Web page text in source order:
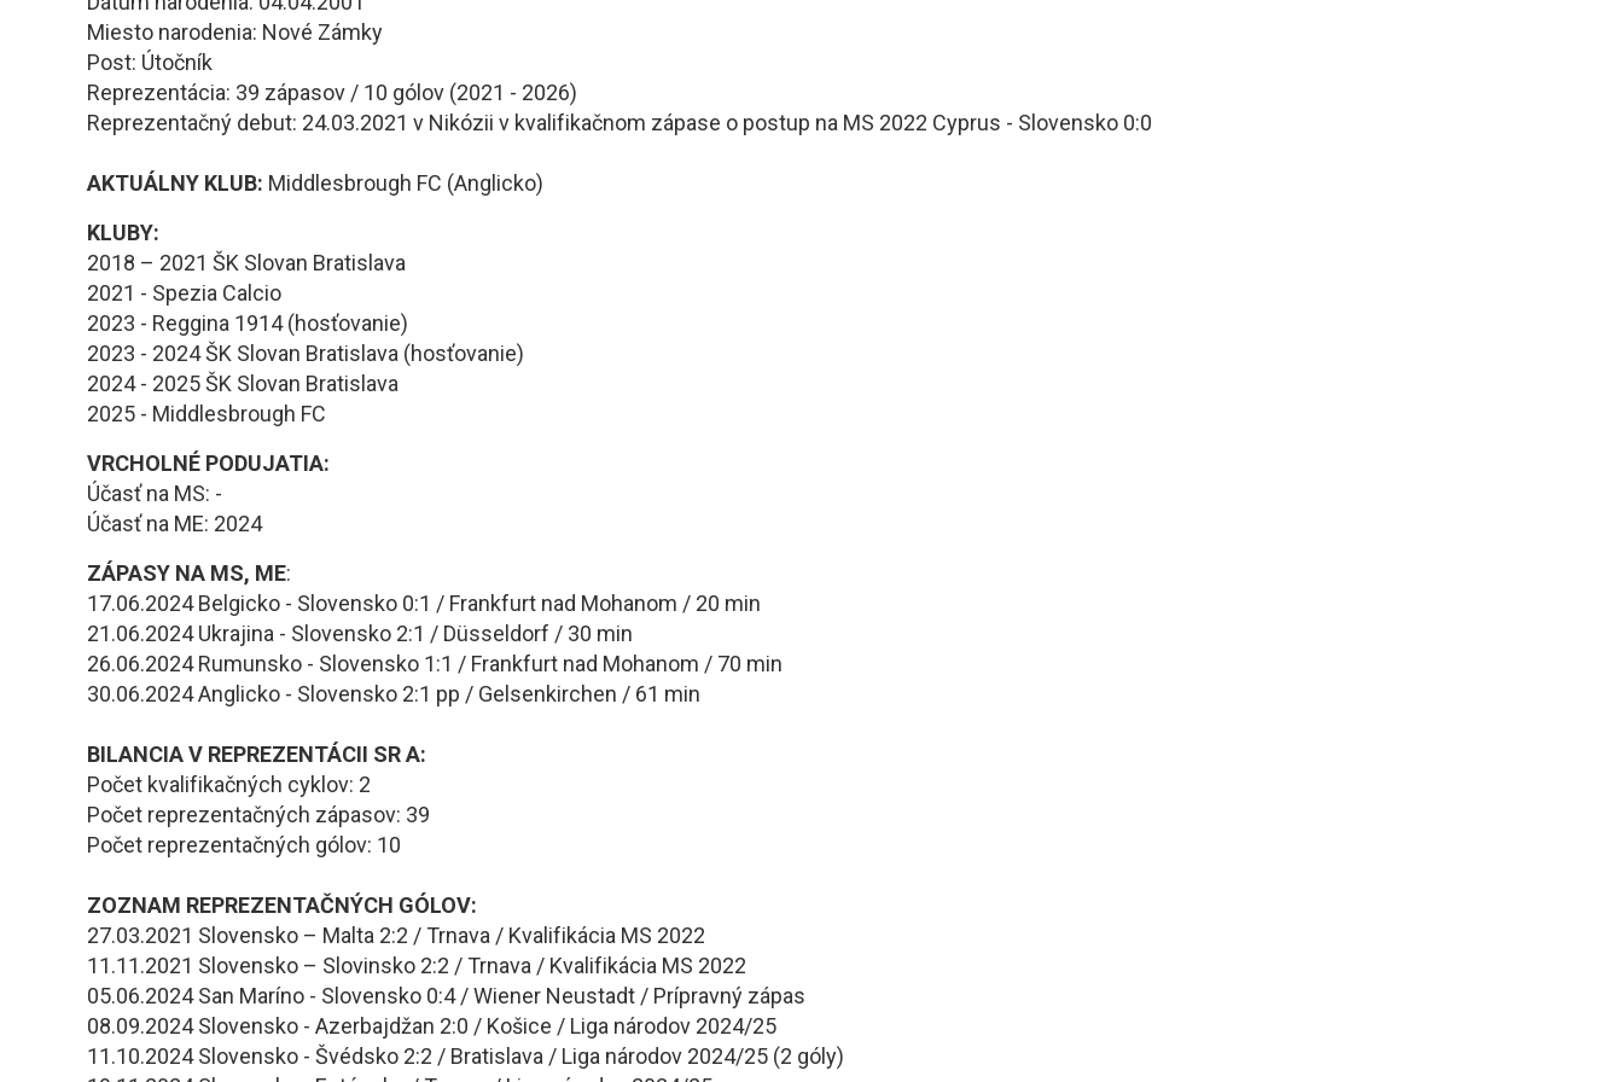
Miesto narodenia: Nové Zámky
Post: Útočník
Reprezentácia: 39 zápasov / 10 gólov (2021 - 2026)
Reprezentačný debut: 24.03.2021 v Nikózii v kvalifikačnom zápase o postup na MS 2022 Cyprus - Slovensko 0:0
AKTUÁLNY KLUB: Middlesbrough FC (Anglicko)
KLUBY:
2018 – 2021 ŠK Slovan Bratislava
2021 - Spezia Calcio
2023 - Reggina 1914 (hosťovanie)
2023 - 2024 ŠK Slovan Bratislava (hosťovanie)
2024 - 2025 ŠK Slovan Bratislava
2025 - Middlesbrough FC
VRCHOLNÉ PODUJATIA:
Účasť na MS: -
Účasť na ME: 2024
ZÁPASY NA MS, ME:
17.06.2024 Belgicko - Slovensko 0:1 / Frankfurt nad Mohanom / 20 min
21.06.2024 Ukrajina - Slovensko 2:1 / Düsseldorf / 30 min
26.06.2024 Rumunsko - Slovensko 1:1 / Frankfurt nad Mohanom / 70 min
30.06.2024 Anglicko - Slovensko 2:1 pp / Gelsenkirchen / 61 min
BILANCIA V REPREZENTÁCII SR A:
Počet kvalifikačných cyklov: 2
Počet reprezentačných zápasov: 39
Počet reprezentačných gólov: 10
ZOZNAM REPREZENTAČNÝCH GÓLOV:
27.03.2021 Slovensko – Malta 2:2 / Trnava / Kvalifikácia MS 2022
11.11.2021 Slovensko – Slovinsko 2:2 / Trnava / Kvalifikácia MS 2022
05.06.2024 San Maríno - Slovensko 0:4 / Wiener Neustadt / Prípravný zápas
08.09.2024 Slovensko - Azerbajdžan 2:0 / Košice / Liga národov 2024/25
11.10.2024 Slovensko - Švédsko 2:2 / Bratislava / Liga národov 2024/25 (2 góly)